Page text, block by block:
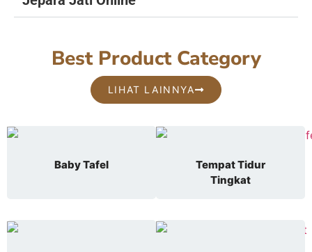
Best Product Category
LIHAT LAINNYA
Baby Tafel
Tempat Tidur
Tingkat